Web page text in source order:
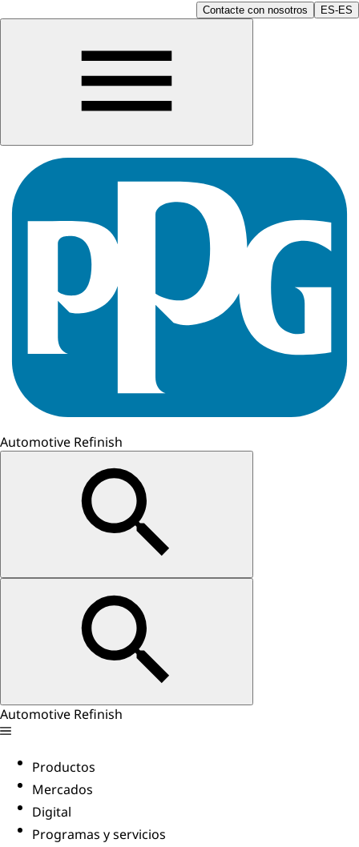
Contacte con nosotros ES-ES
Automotive Refinish
Automotive Refinish
Productos
Mercados
Digital
Programas y servicios